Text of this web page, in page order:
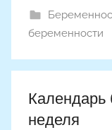
беременности
Календарь
неделя